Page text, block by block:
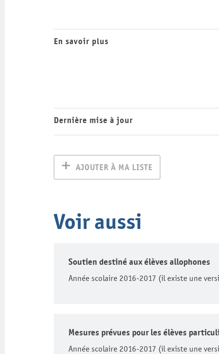
En savoir plus
Dernière mise à jour
AJOUTER À MA LISTE
Voir aussi
Soutien destiné aux élèves allophones
Année scolaire 2016-2017 (il existe une
Mesures prévues pour les élèves
Année scolaire 2016-2017 (il existe une